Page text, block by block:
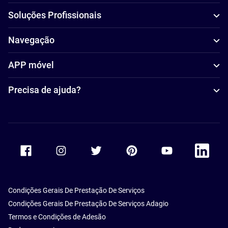
Soluções Profissionais
Navegação
APP móvel
Precisa de ajuda?
Accor Facebook Accor TwitterAccor PinterestAccor Youtube
Accor
Condições Gerais De Prestação De Serviços
Condições Gerais De Prestação De Serviços Adagio
Termos e Condições de Adesão